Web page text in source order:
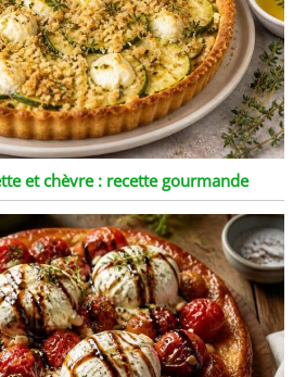
et chèvre : recette gourmande